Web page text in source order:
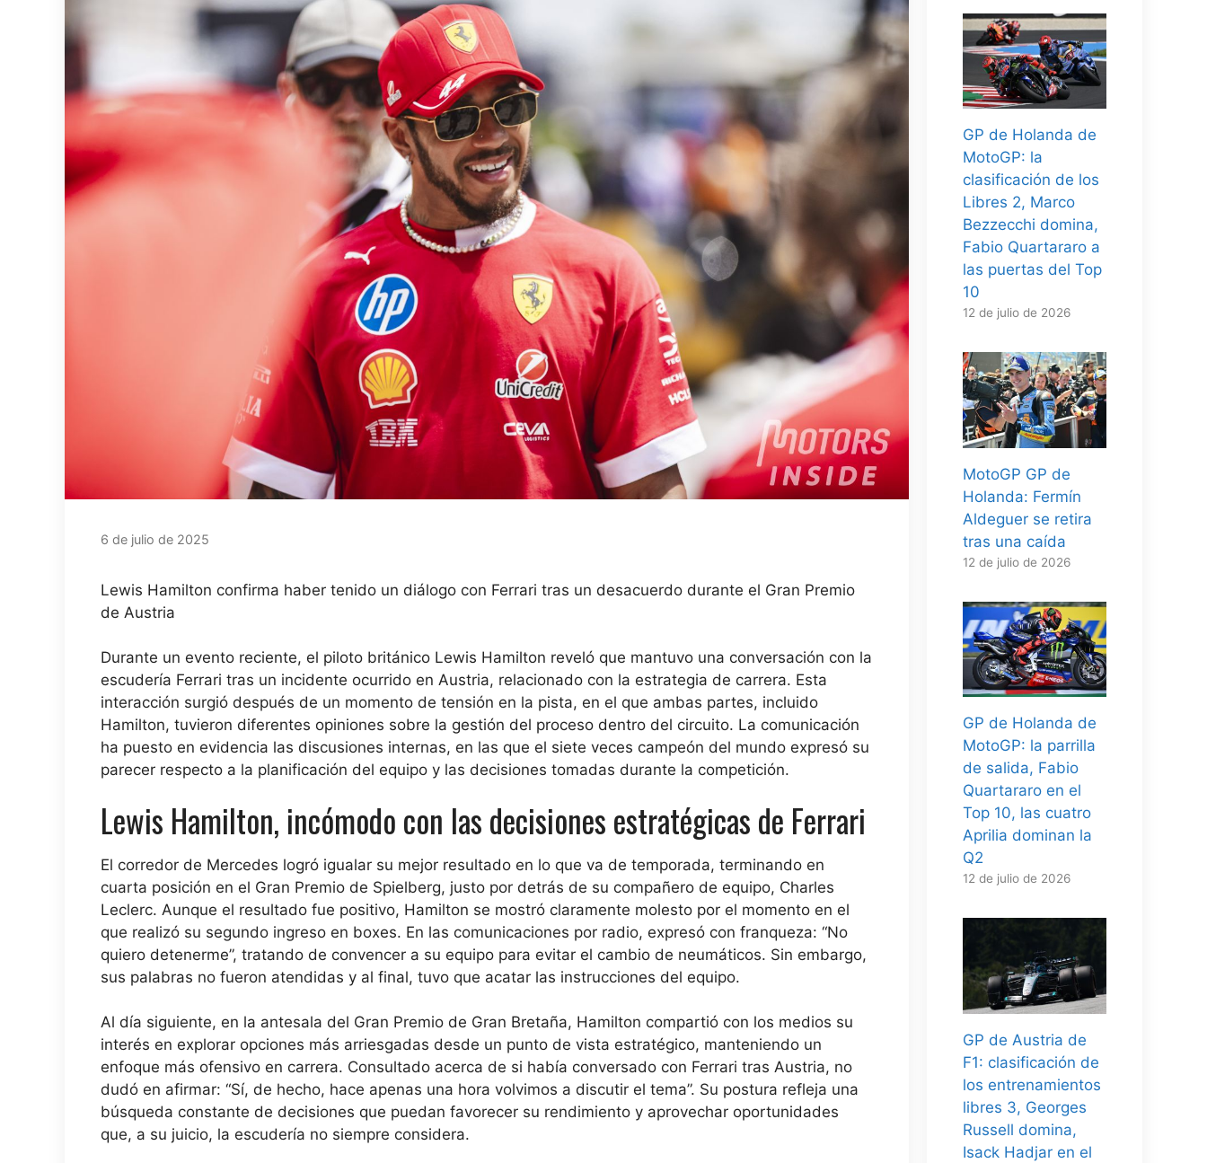
6 de julio de 2025
Lewis Hamilton confirma haber tenido un diálogo con Ferrari tras un desacuerdo durante el Gran Premio
de Austria
Durante un evento reciente, el piloto británico Lewis Hamilton reveló que mantuvo una conversación con la
escudería Ferrari tras un incidente ocurrido en Austria, relacionado con la estrategia de carrera. Esta
interacción surgió después de un momento de tensión en la pista, en el que ambas partes, incluido
Hamilton, tuvieron diferentes opiniones sobre la gestión del proceso dentro del circuito. La comunicación
ha puesto en evidencia las discusiones internas, en las que el siete veces campeón del mundo expresó su
parecer respecto a la planificación del equipo y las decisiones tomadas durante la competición.
Lewis Hamilton, incómodo con las decisiones estratégicas de Ferrari
El corredor de Mercedes logró igualar su mejor resultado en lo que va de temporada, terminando en
cuarta posición en el Gran Premio de Spielberg, justo por detrás de su compañero de equipo, Charles
Leclerc. Aunque el resultado fue positivo, Hamilton se mostró claramente molesto por el momento en el
que realizó su segundo ingreso en boxes. En las comunicaciones por radio, expresó con franqueza: “No
quiero detenerme”, tratando de convencer a su equipo para evitar el cambio de neumáticos. Sin embargo,
sus palabras no fueron atendidas y al final, tuvo que acatar las instrucciones del equipo.
Al día siguiente, en la antesala del Gran Premio de Gran Bretaña, Hamilton compartió con los medios su
interés en explorar opciones más arriesgadas desde un punto de vista estratégico, manteniendo un
enfoque más ofensivo en carrera. Consultado acerca de si había conversado con Ferrari tras Austria, no
dudó en afirmar: “Sí, de hecho, hace apenas una hora volvimos a discutir el tema”. Su postura refleja una
búsqueda constante de decisiones que puedan favorecer su rendimiento y aprovechar oportunidades
que, a su juicio, la escudería no siempre considera.
GP de Holanda de
MotoGP: la
clasificación de los
Libres 2, Marco
Bezzecchi domina,
Fabio Quartararo a
las puertas del Top
10
12 de julio de 2026
MotoGP GP de
Holanda: Fermín
Aldeguer se retira
tras una caída
12 de julio de 2026
GP de Holanda de
MotoGP: la parrilla
de salida, Fabio
Quartararo en el
Top 10, las cuatro
Aprilia dominan la
Q2
12 de julio de 2026
GP de Austria de
F1: clasificación de
los entrenamientos
libres 3, Georges
Russell domina,
Isack Hadjar en el